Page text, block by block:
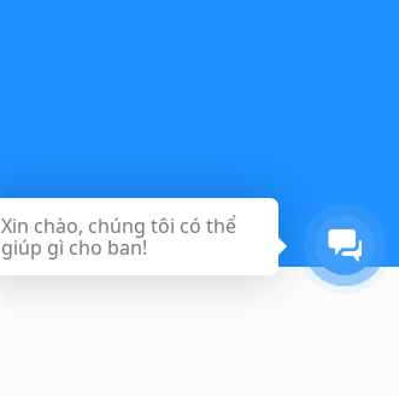
Xin chào, chúng tôi có thể
giúp gì cho ban!